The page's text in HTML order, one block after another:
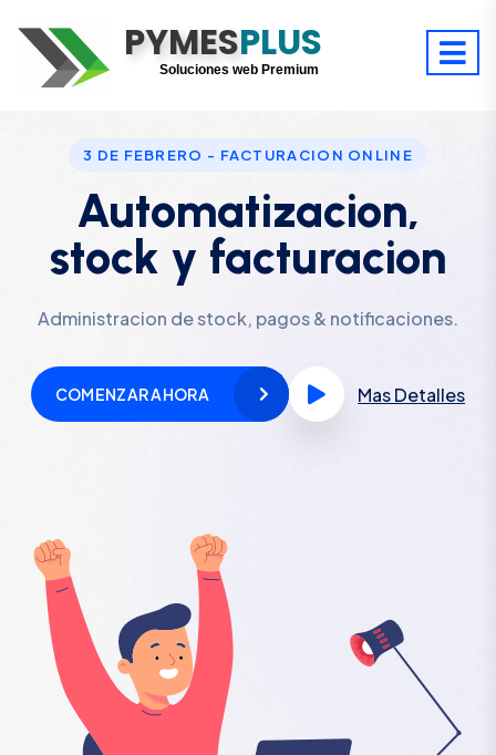
PYMESPLUS
Digitaliza tu éxito
Soluciones web Premium
3 DE FEBRERO - FACTURACION ONLINE
Automatizacion,
stock y facturacion
Administracion de stock, pagos & notificaciones.
COMENZAR AHORA Mas Detalles